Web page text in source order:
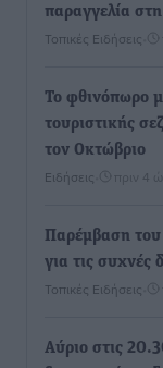
παραγγελία
Τοπικές Ειδήσεις
Το φθινόπωρο
τουριστικής
τον Οκτώβριο
Ειδήσεις πριν 4
Παρέμβαση
για τις συχνές
Τοπικές Ειδήσεις
Αύριο στις